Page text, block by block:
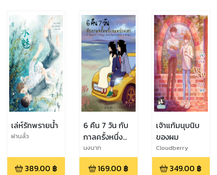
เล่ห์รักพรายน้ำ
ฝานลั่ว
389.00 ฿
6 คืน 7 วัน กับ
กาลครั้งหนึ่ง
ระหว่างเรา
นงนาท
169.00 ฿
เจ้าแก้มนุบนิบ
ของผม
Cloudberry
349.00 ฿